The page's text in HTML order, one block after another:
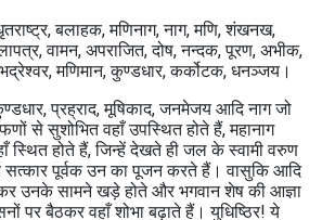
बलाहक, मणिनाग, नाग, मणि, शंखनख,
वामन, अपराजित, दोष, नन्दक, पूरण, अभीक,
मणिमान, कुण्डधार, कर्कोटक, धनञ्जय।
प्रह्राद, मूषिकाद, जनमेजय आदि नाग जो
से सुशोभित वहाँ उपस्थित होते हैं, महानाग
स्थित होते हैं, जिन्हें देखते ही जल के स्वामी वरुण
पूर्वक उन का पूजन करते हैं। वासुकि आदि
उनके सामने खड़े होते और भगवान शेष की आज्ञा
पर बैठकर वहाँ शोभा बढ़ाते हैं। युधिष्ठिर! ये